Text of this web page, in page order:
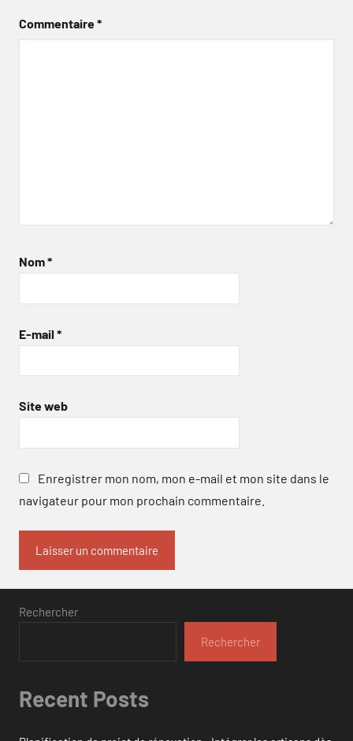
Commentaire*
Nom*
E-mail *
Site web
Enregistrer mon nom, mon e-mail et mon site dans le
navigateur pour mon prochain commentaire.
Rechercher
Rechercher
Recent Posts